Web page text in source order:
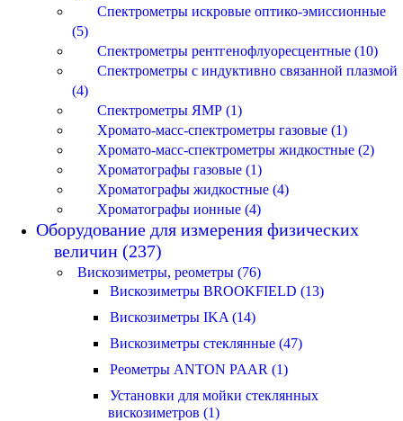
Спектрометры искровые оптико-эмиссионные
(5)
Спектрометры рентгенофлуоресцентные (10)
Спектрометры с индуктивно связанной плазмой
(4)
Спектрометры ЯМР (1)
Хромато-масс-спектрометры газовые (1)
Хромато-масс-спектрометры жидкостные (2)
Хроматографы газовые (1)
Хроматографы жидкостные (4)
Хроматографы ионные (4)
Оборудование для измерения физических
величин (237)
Вискозиметры, реометры (76)
Вискозиметры BROOKFIELD (13)
Вискозиметры IKA (14)
Вискозиметры стеклянные (47)
Реометры ANTON PAAR (1)
Установки для мойки стеклянных
вискозиметров (1)